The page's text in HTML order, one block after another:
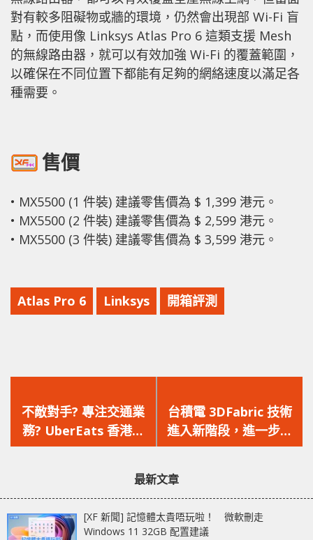
對有較多阻礙物或牆的環境，仍然會出現部 Wi-Fi 盲
點，而使用像 Linksys Atlas Pro 6 這類支援 Mesh
的無線路由器，就可以有效加強 Wi-Fi 的覆蓋範圍，
以確保在不同位置下都能有足夠的網絡速度以滿足各
種需要。
售價
• MX5500 (1 件裝) 建議零售價為 $ 1,399 港元。
• MX5500 (2 件裝) 建議零售價為 $ 2,599 港元。
• MX5500 (3 件裝) 建議零售價為 $ 3,599 港元。
Atlas Pro 6 Linksys 開箱評測
一
篇
文
不敵對手? 專注交通業
務? UberEats 香港宣
佈將於年底結束業務
一
篇
文
台積電 3DFabric 技術
進入新階段，進一步追
求效能、功耗及體積控
最新文章
[XF 新聞] 記憶體太貴唔玩啦！ 微軟刪走
Windows 11 32GB 配置建議